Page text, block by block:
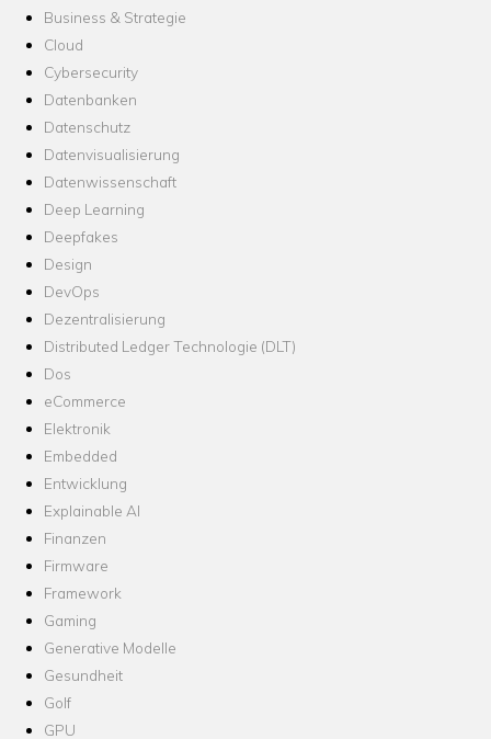
Business & Strategie
Cloud
Cybersecurity
Datenbanken
Datenschutz
Datenvisualisierung
Datenwissenschaft
Deep Learning
Deepfakes
Design
DevOps
Dezentralisierung
Distributed Ledger Technologie (DLT)
Dos
eCommerce
Elektronik
Embedded
Entwicklung
Explainable AI
Finanzen
Firmware
Framework
Gaming
Generative Modelle
Gesundheit
Golf
GPU